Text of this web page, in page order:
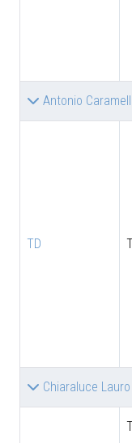
Antonio Caramelli
TD
Chiaraluce Lauro